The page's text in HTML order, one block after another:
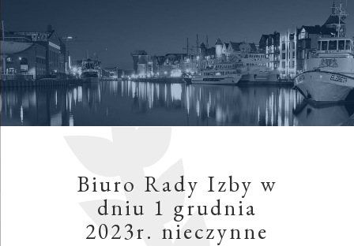
Biuro Rady Izby w
dniu 1 grudnia
2023r. nieczynne